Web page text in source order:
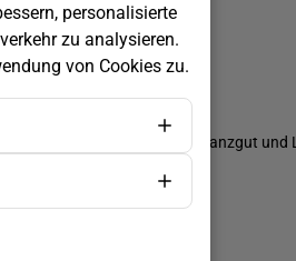
im Bereich Saatgut, Pflanzgut und
personalisierte
zu analysieren.
von Cookies zu.